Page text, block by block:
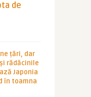
de
țări, dar
rădăcinile
Japonia
în toamna